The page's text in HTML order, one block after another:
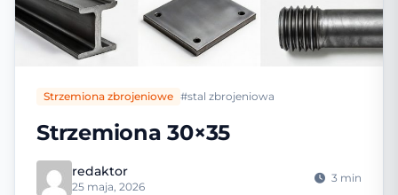
Strzemiona zbrojeniowe #stal zbrojeniowa
Strzemiona 30×35
redaktor
25 maja, 2026
3 min